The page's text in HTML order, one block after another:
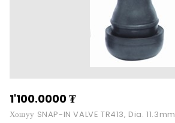
1'100.0000₮
Хошуу SNAP-IN VALVE TR413, Dia. 11.3mm